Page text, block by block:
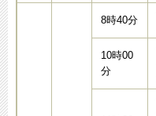
8時40分
10時00
分